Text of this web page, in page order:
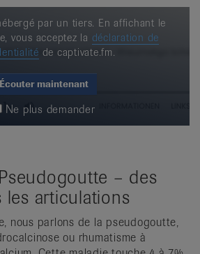
par un tiers. En affichant le
vous acceptez la déclaration de
de captivate.fm.
Écouter maintenant
Ne plus demander
– des
les articulations
nous parlons de la pseudogoutte,
ou rhumatisme à